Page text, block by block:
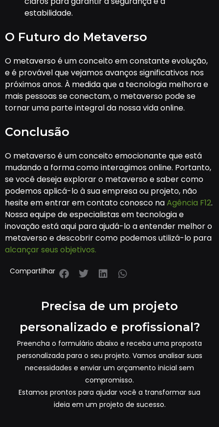
estabilidade.
O Futuro do Metaverso
O metaverso é um conceito em constante evolução,
e é provável que vejamos avanços significativos nos
próximos anos. À medida que a tecnologia melhora e
mais pessoas se conectam, o metaverso pode se
tornar uma parte integral da nossa vida online.
Conclusão
O metaverso é um conceito emocionante que está
mudando a forma como interagimos online. Portanto,
se você deseja explorar o metaverso e saber como
podemos aplicá-lo à sua empresa ou projeto, não
hesite em entrar em contato conosco naAgência F12.
Nossa equipe de especialistas em tecnologia e
inovação está aqui para ajudá-lo a entender melhor o
metaverso e descobrir como podemos utilizá-lo para
alcançar seus objetivos.
Compartilhar
Precisa de um projeto
personalizado e profissional?
Preencha o formulário abaixo e receba uma proposta
personalizada para o seu projeto. Vamos analisar suas
necessidades e enviar um orçamento inicial sem
compromisso.
Estamos prontos para ajudar você a transformar sua
ideia em um projeto de sucesso.